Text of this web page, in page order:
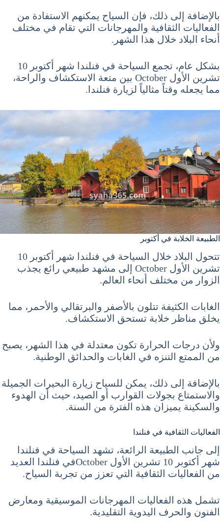
بالإضافة إلى ذلك، فإن السياح يمكنهم الاستفادة من
الفعاليات الثقافية والمهرجانات التي تقام في مختلف
أنحاء البلاد خلال هذا الشهر.
بشكل عام، تجمع السياحة في فنلندا شهر أكتوبر 10
تشرين الأول October بين متعة الاستكشاف والراحة،
مما يجعله وقتاً مثالياً لزيارة فنلندا.
الطبيعة الخلابة في أكتوبر
تتحول البلاد خلال السياحة في فنلندا شهر أكتوبر 10
تشرين الأول October إلى مشهد طبيعي رائع يجذب
الزوار من مختلف أنحاء العالم.
الغابات الكثيفة تتلون بالأصفر والبرتقالي والأحمر، مما
يخلق مناظر خلابة تستحق الاستكشاف.
ولأن درجات الحرارة تكون معتدلة في هذا الشهر، يصبح
من الممتع التنزه في الغابات والحدائق الوطنية.
بالإضافة إلى ذلك، يمكن للسياح زيارة البحيرات الجميلة
والاستمتاع بجولات القوارب أو الصيد، حيث أن الهدوء
والسكينة يميزان هذه الفترة من السنة.
الفعاليات الثقافية في فنلندا
إلى جانب الطبيعة الرائعة، تشهد السياحة في فنلندا
شهر أكتوبر 10 تشرين الأول Octoberفي فنلندا العديد
من الفعاليات الثقافية التي تعزز من تجربة السياح.
تشمل هذه الفعاليات المهرجانات الموسيقية ومعارض
الفنون والحرف اليدوية التقليدية.